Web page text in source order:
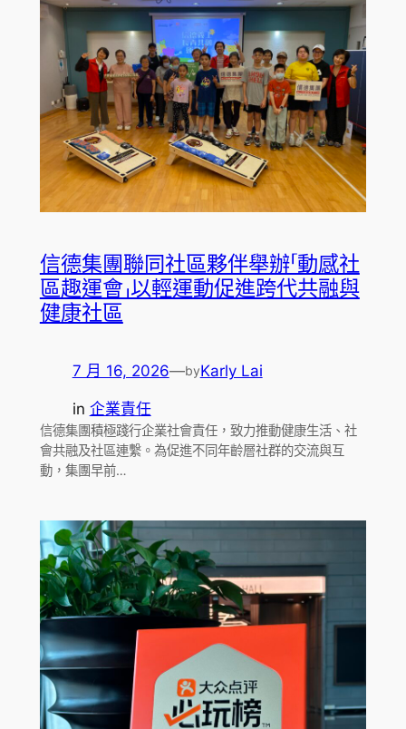
信德集團聯同社區夥伴舉辦「動感社
區趣運會」以輕運動促進跨代共融與
健康社區
7 月 16, 2026—byKarly Lai
in 企業責任
信德集團積極踐行企業社會責任，致力推動健康生活、社
會共融及社區連繫。為促進不同年齡層社群的交流與互
動，集團早前…